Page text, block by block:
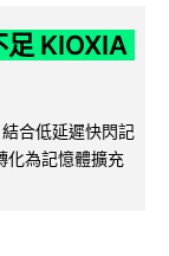
KIOXIA
合低延遲快閃記
化為記憶體擴充